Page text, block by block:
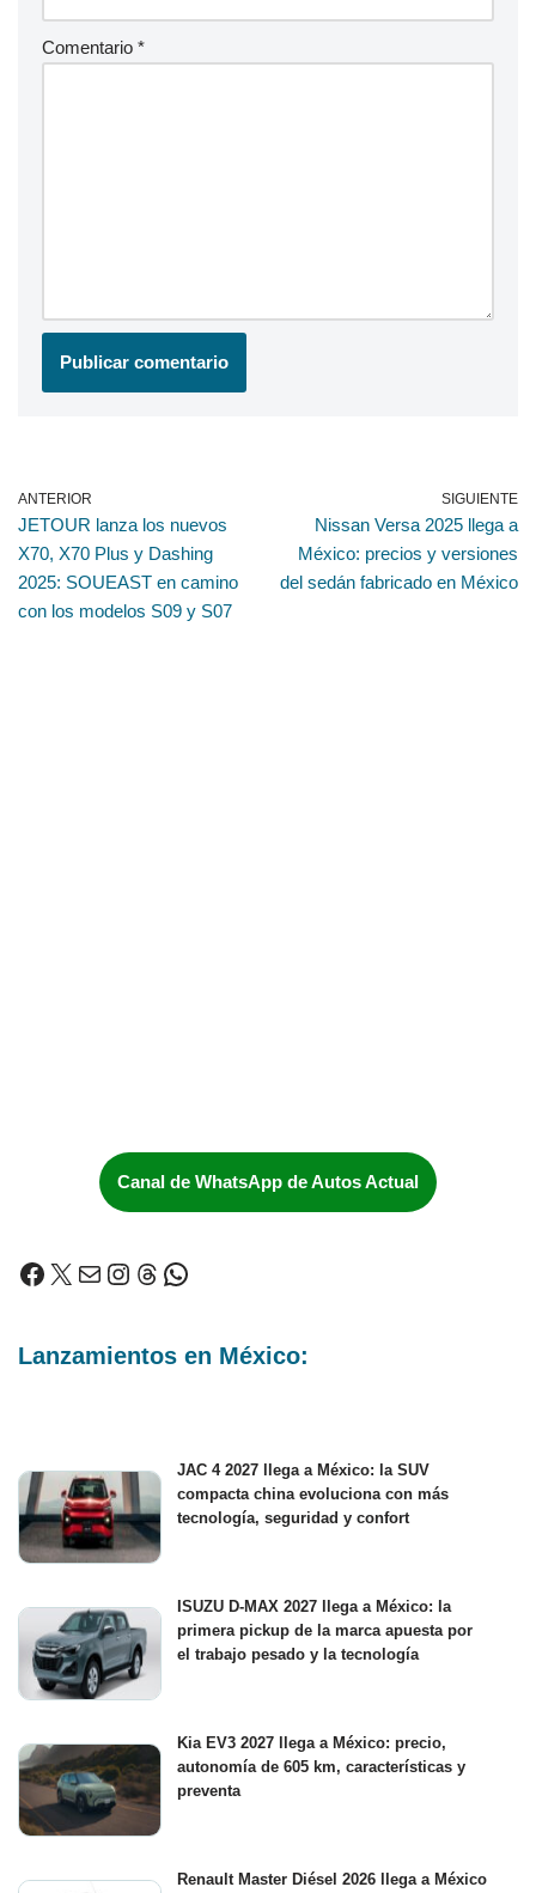
Comentario *
ANTERIOR
JETOUR lanza los nuevos
X70, X70 Plus y Dashing
2025: SOUEAST en camino
con los modelos S09 y S07
SIGUIENTE
Nissan Versa 2025 llega a
México: precios y versiones
del sedán fabricado en México
Canal de WhatsApp de Autos Actual
Lanzamientos en México:
JAC 4 2027 llega a México: la SUV
compacta china evoluciona con más
tecnología, seguridad y confort
ISUZU D-MAX 2027 llega a México: la
primera pickup de la marca apuesta por
el trabajo pesado y la tecnología
Kia EV3 2027 llega a México: precio,
autonomía de 605 km, características y
preventa
Renault Master Diésel 2026 llega a México